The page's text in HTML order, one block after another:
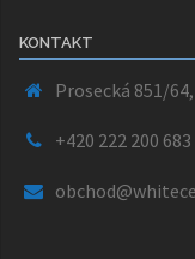
KONTAKT
Prosecká 851/
+420 222 200 683